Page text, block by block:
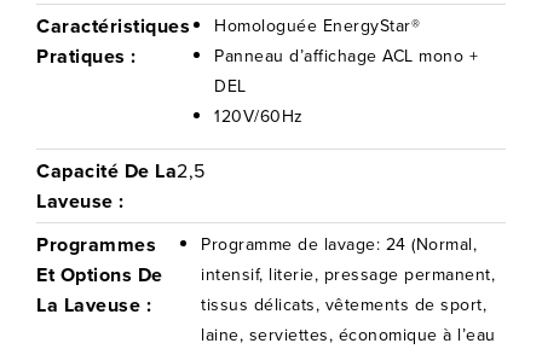
Caractéristiques
Pratiques :
Homologuée EnergyStar®
Panneau d’affichage ACL mono +
DEL
120V/60Hz
Capacité De La
Laveuse :
2,5
Programmes
Et Options De
La Laveuse :
Programme de lavage: 24 (Normal,
intensif, literie, pressage permanent,
tissus délicats, vêtements de sport,
laine, serviettes, économique à l’eau